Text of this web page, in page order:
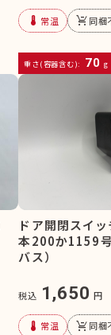
device_thermostat 常温 remove_shopping_cart同梱
重さ(容器含む): 70 g
ドア開閉スイ
本200か1159
バス）
税込 1,650 円
device_thermostat 常温 remove_shopping_cart同梱